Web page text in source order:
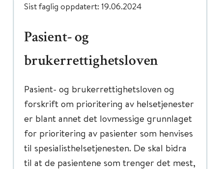
Sist faglig oppdatert: 19.06.2024
Pasient- og
brukerrettighetsloven
Pasient- og brukerrettighetsloven og
forskrift om prioritering av helsetjenester
er blant annet det lovmessige grunnlaget
for prioritering av pasienter som henvises
til spesialisthelsetjenesten. De skal bidra
til at de pasientene som trenger det mest,